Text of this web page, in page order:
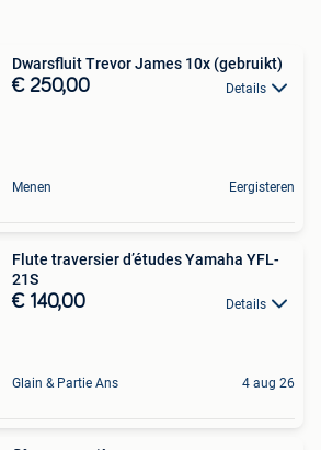
Dwarsfluit Trevor James 10x (gebruikt)
€ 250,00 Details
Menen Eergisteren
Flute traversier d’études Yamaha YFL-
21S
€ 140,00 Details
Glain & Partie Ans 4 aug 26